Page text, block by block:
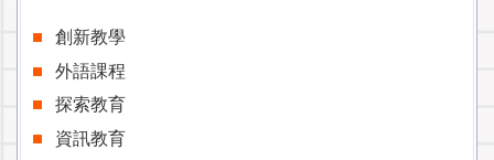
創新教學
外語課程
探索教育
資訊教育